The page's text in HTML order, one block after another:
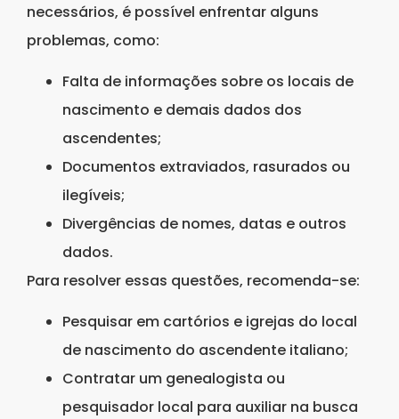
necessários, é possível enfrentar alguns
problemas, como:
Falta de informações sobre os locais de
nascimento e demais dados dos
ascendentes;
Documentos extraviados, rasurados ou
ilegíveis;
Divergências de nomes, datas e outros
dados.
Para resolver essas questões, recomenda-se:
Pesquisar em cartórios e igrejas do local
de nascimento do ascendente italiano;
Contratar um genealogista ou
pesquisador local para auxiliar na busca